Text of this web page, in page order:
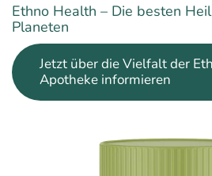
Ethno Health – Die besten
Planeten
Jetzt über die Vielfalt der
Apotheke informieren